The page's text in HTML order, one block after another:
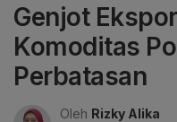
Genjot
Komoditas
Perbatasan
Oleh Rizky Alika